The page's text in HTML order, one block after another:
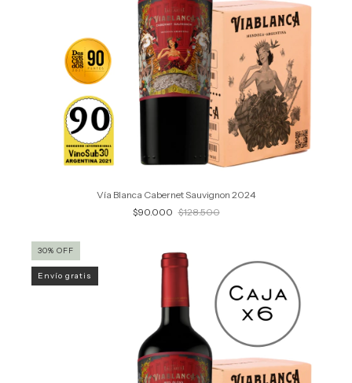
Vía Blanca Cabernet Sauvignon 2024
$90.000 $128.500
30% OFF
Envío gratis